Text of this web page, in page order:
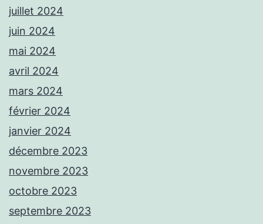
juillet 2024
juin 2024
mai 2024
avril 2024
mars 2024
février 2024
janvier 2024
décembre 2023
novembre 2023
octobre 2023
septembre 2023